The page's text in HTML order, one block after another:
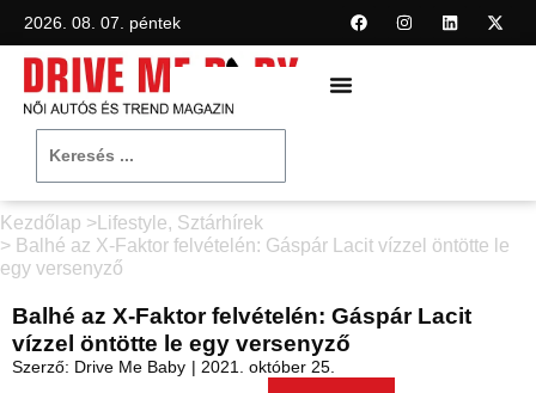
2026. 08. 07. péntek
Kezdőlap > Lifestyle, Sztárhírek
> Balhé az X-Faktor felvételén: Gáspár Lacit vízzel öntötte le
egy versenyző
Balhé az X-Faktor felvételén: Gáspár Lacit
vízzel öntötte le egy versenyző
Szerző: Drive Me Baby | 2021. október 25.